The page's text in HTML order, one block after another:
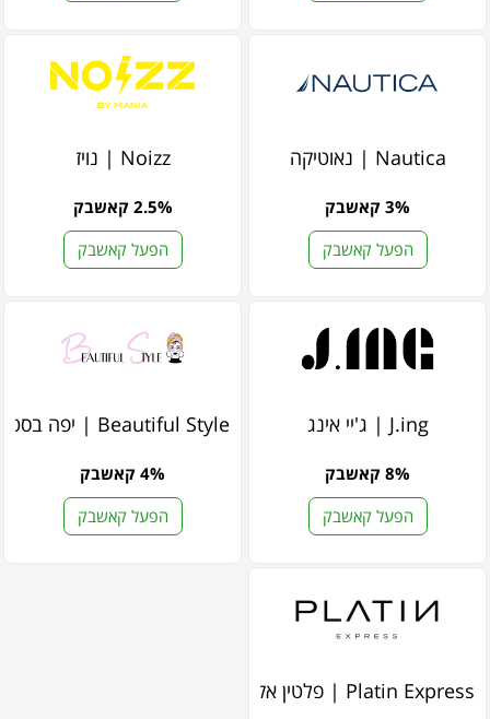
Nautica | נאוטיקה
3% קאשבק
הפעל קאשבק
Noizz | נויז
2.5% קאשבק
הפעל קאשבק
J.ing | ג'יי אינג
8% קאשבק
הפעל קאשבק
Beautiful Style | יפה בסטייל
4% קאשבק
הפעל קאשבק
Platin Express | פלטין אקספרס